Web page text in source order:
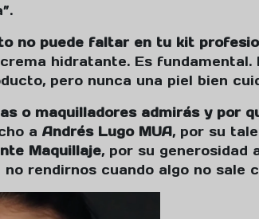
no puede faltar en tu kit
hidratante. Es fundamental.
pero nunca una piel bien
o maquilladores admirás y por
a Andrés Lugo MUA, por su
Maquillaje, por su generosidad
rendirnos cuando algo no sale